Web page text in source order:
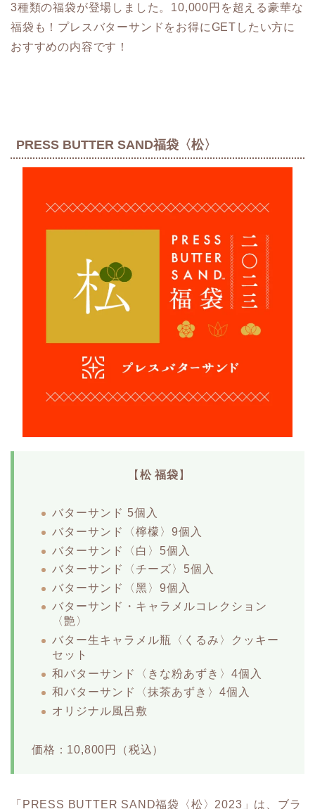
3種類の福袋が登場しました。10,000円を超える豪華な
福袋も！プレスバターサンドをお得にGETしたい方に
おすすめの内容です！
PRESS BUTTER SAND福袋〈松〉
【 松 福袋 】
バターサンド 5個入
バターサンド〈檸檬〉9個入
バターサンド〈白〉5個入
バターサンド〈チーズ〉5個入
バターサンド〈黑〉9個入
バターサンド・キャラメルコレクション
〈艶〉
バター生キャラメル瓶〈くるみ〉クッキー
セット
和バターサンド〈きな粉あずき〉4個入
和バターサンド〈抹茶あずき〉4個入
オリジナル風呂敷
価格：10,800円（税込）
「PRESS BUTTER SAND福袋〈松〉2023」は、ブラ